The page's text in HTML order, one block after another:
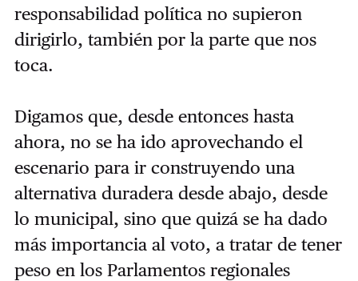
responsabilidad política no supieron
dirigirlo, también por la parte que nos
toca.
Digamos que, desde entonces hasta
ahora, no se ha ido aprovechando el
escenario para ir construyendo una
alternativa duradera desde abajo, desde
lo municipal, sino que quizá se ha dado
más importancia al voto, a tratar de tener
peso en los Parlamentos regionales